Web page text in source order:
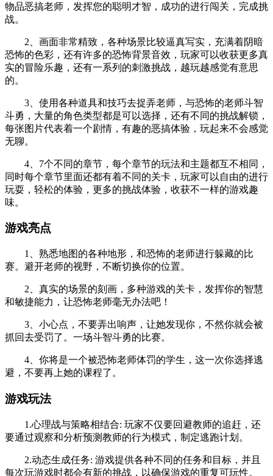
物品恶搞老师，发挥您的聪明才智，成功的进行闯关，完成挑
战。
2、画面非常精致，各种场景比较逼真写实，充满着阴暗
恐怖的色彩，还有许多的恐怖背景音效，玩家可以收获更多真
实的冒险乐趣，还有一系列的刺激挑战，越玩越感觉有意思
的。
3、使用各种道具和技巧去捉弄老师，与恐怖的老师斗智
斗勇，大量的角色类型都是可以选择，还有不同的挑战解锁，
每张图片代表着一个剧情，有趣的恶搞体验，玩起来不会感觉
无聊。
4、7个不同的章节，每个章节的玩法和主题都互不相同，
同时每个章节里面还都有着不同的关卡，玩家可以自由的进行
玩耍，轻松的体验，更多的挑战体验，收获不一样的游戏趣
味。
游戏亮点
1、熟悉地图的各种地形，和恐怖的老师进行躲藏的比
赛。避开老师的视野，不断切换你的位置。
2、真实的场景的刻画，多种游戏的关卡，发挥你的智慧
和敏捷能力，让恐怖老师毫无办法吧！
3、小心点，不要弄出响声，让她发现你，不然你就会被
抓回去受罚了。一场斗智斗勇的比赛。
4、你将是一个被恐怖老师体罚的学生，这一次你选择逃
避，不要再上她的课程了。
游戏玩法
1.心理战与策略相结合: 玩家不仅要回避教师的追赶，还
要通过观察和分析预测教师的行为模式，制定逃跑计划。
2.动态生成任务: 游戏提供各种不同的任务和目标，并且
每次玩游戏时都会有新的挑战，以确保游戏的重复可玩性。